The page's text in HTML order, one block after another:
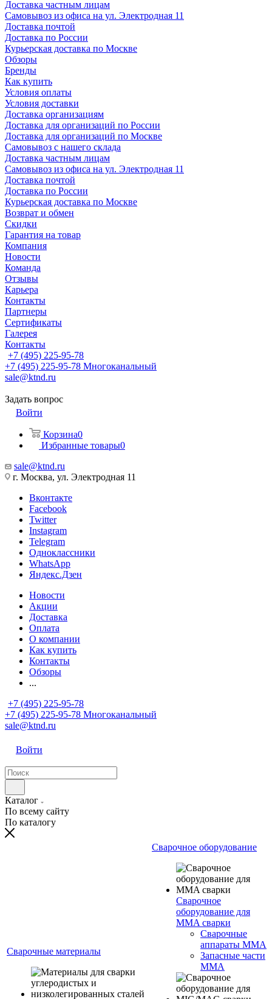
Доставка частным лицам
Самовывоз из офиса на ул. Электродная 11
Доставка почтой
Доставка по России
Курьерская доставка по Москве
Обзоры
Бренды
Как купить
Условия оплаты
Условия доставки
Доставка организациям
Доставка для организаций по России
Доставка для организаций по Москве
Самовывоз с нашего склада
Доставка частным лицам
Самовывоз из офиса на ул. Электродная 11
Доставка почтой
Доставка по России
Курьерская доставка по Москве
Возврат и обмен
Скидки
Гарантия на товар
Компания
Новости
Команда
Отзывы
Карьера
Контакты
Партнеры
Сертификаты
Галерея
Контакты
+7 (495) 225-95-78
+7 (495) 225-95-78 Многоканальный
sale@ktnd.ru
Задать вопрос
Войти
Корзина0
Избранные товары0
sale@ktnd.ru
г. Москва, ул. Электродная 11
Вконтакте
Facebook
Twitter
Instagram
Telegram
Одноклассники
WhatsApp
Яндекс.Дзен
Новости
Акции
Доставка
Оплата
О компании
Как купить
Контакты
Обзоры
...
+7 (495) 225-95-78
+7 (495) 225-95-78 Многоканальный
sale@ktnd.ru
Войти
Каталог
По всему сайту
По каталогу
Сварочные материалы
Сварочное оборудование
Сварочное
оборудование для
MMA сварки
Сварочные
аппараты MMA
Запасные части
MMA